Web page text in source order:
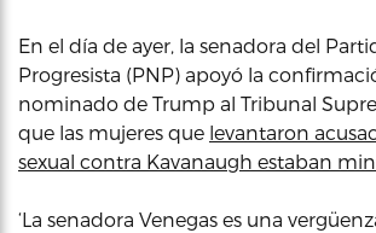
En el día de ayer, la senadora del
Progresista (PNP) apoyó la
nominado de Trump al Tribunal
que las mujeres que levantaron
sexual contra Kavanaugh estaban
‘La senadora Venegas es una